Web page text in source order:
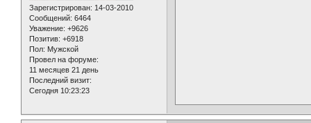
Зарегистрирован: 14-03-2010
Сообщений: 6464
Уважение: +9626
Позитив: +6918
Пол: Мужской
Провел на форуме:
11 месяцев 21 день
Последний визит:
Сегодня 10:23:23